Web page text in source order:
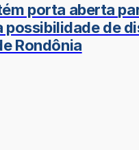
porta aberta
possibilidade de
Rondônia